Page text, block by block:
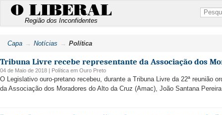
O LIBERAL
Região dos Inconfidentes
Capa Notícias Política
Tribuna Livre recebe representante da Associação dos
04 de Maio de 2018 | Política em Ouro Preto
O Legislativo ouro-pretano recebeu, durante a Tribuna Livre da 22ª reunião
da Associação dos Moradores do Alto da Cruz (Amac), João Santana